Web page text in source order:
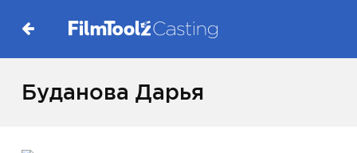
Буданова Дарья